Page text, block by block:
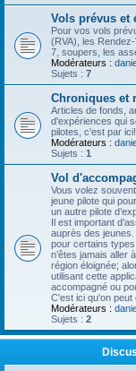
Vols prévus et
Pour vos vols
(RVA), les
7, soupers, les
Modérateurs :
Sujets : 7
Chroniques et
Articles de fonds,
d'expériences qui
pilotes, c'est par ici!
Modérateurs :
Sujets : 1
Vol
Vous volez
jeune pilote qui
un autre pilote
Il est important
auprès des
pour certains
n’êtes jamais aller
région éloignée;
utilisant cette
accompagné ou
C'est ici qu'on peut
Modérateurs :
Sujets : 2